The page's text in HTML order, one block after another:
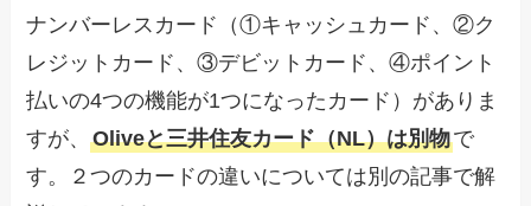
ナンバーレスカード（①キャッシュカード、②ク
レジットカード、③デビットカード、④ポイント
払いの4つの機能が1つになったカード）がありま
すが、Oliveと三井住友カード（NL）は別物で
す。２つのカードの違いについては別の記事で解